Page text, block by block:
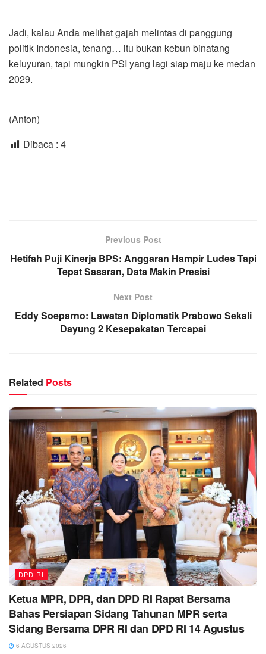
Jadi, kalau Anda melihat gajah melintas di panggung
politik Indonesia, tenang… itu bukan kebun binatang
keluyuran, tapi mungkin PSI yang lagi siap maju ke medan
2029.
(Anton)
Dibaca : 4
Previous Post
Hetifah Puji Kinerja BPS: Anggaran Hampir Ludes Tapi
Tepat Sasaran, Data Makin Presisi
Next Post
Eddy Soeparno: Lawatan Diplomatik Prabowo Sekali
Dayung 2 Kesepakatan Tercapai
Related Posts
DPD RI
Ketua MPR, DPR, dan DPD RI Rapat Bersama
Bahas Persiapan Sidang Tahunan MPR serta
Sidang Bersama DPR RI dan DPD RI 14 Agustus
6 AGUSTUS 2026